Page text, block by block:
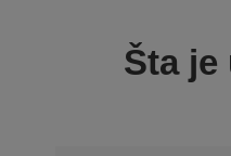
Šta